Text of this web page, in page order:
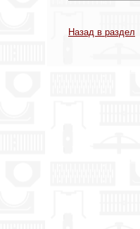
Назад в раздел